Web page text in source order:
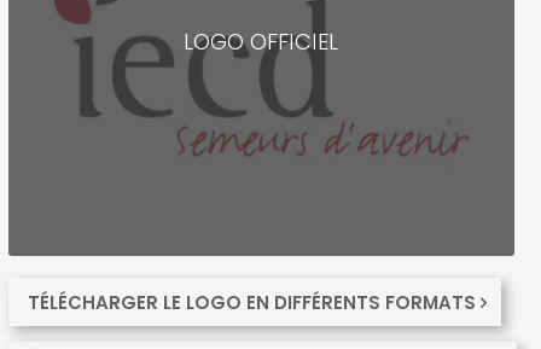
LOGO OFFICIEL
TÉLÉCHARGER LE LOGO EN DIFFÉRENTS FORMATS